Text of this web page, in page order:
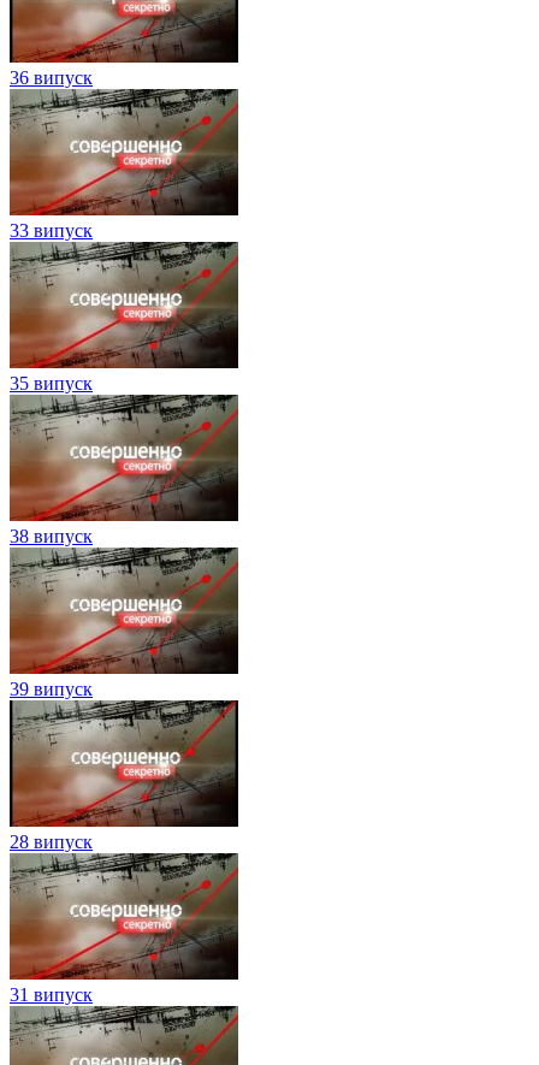
36 випуск
33 випуск
35 випуск
38 випуск
39 випуск
28 випуск
31 випуск